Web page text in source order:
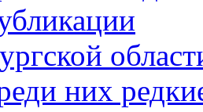
них